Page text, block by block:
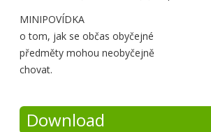
Krátké
shrnutí
MINIPOVÍDKA
o tom, jak se občas obyčejné
předměty mohou neobyčejně
chovat.
Download